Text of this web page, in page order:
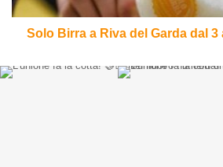
al
2019
Solo Birra a Riva del Garda dal 3